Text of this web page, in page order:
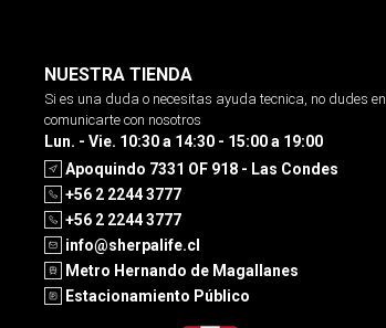
NUESTRA TIENDA
Si es una duda o necesitas ayuda tecnica, no dudes en
comunicarte con nosotros
Lun. - Vie. 10:30 a 14:30 - 15:00 a 19:00
Apoquindo 7331 OF 918 - Las Condes
+56 2 2244 3777
+56 2 2244 3777
info@sherpalife.cl
Metro Hernando de Magallanes
Estacionamiento Público